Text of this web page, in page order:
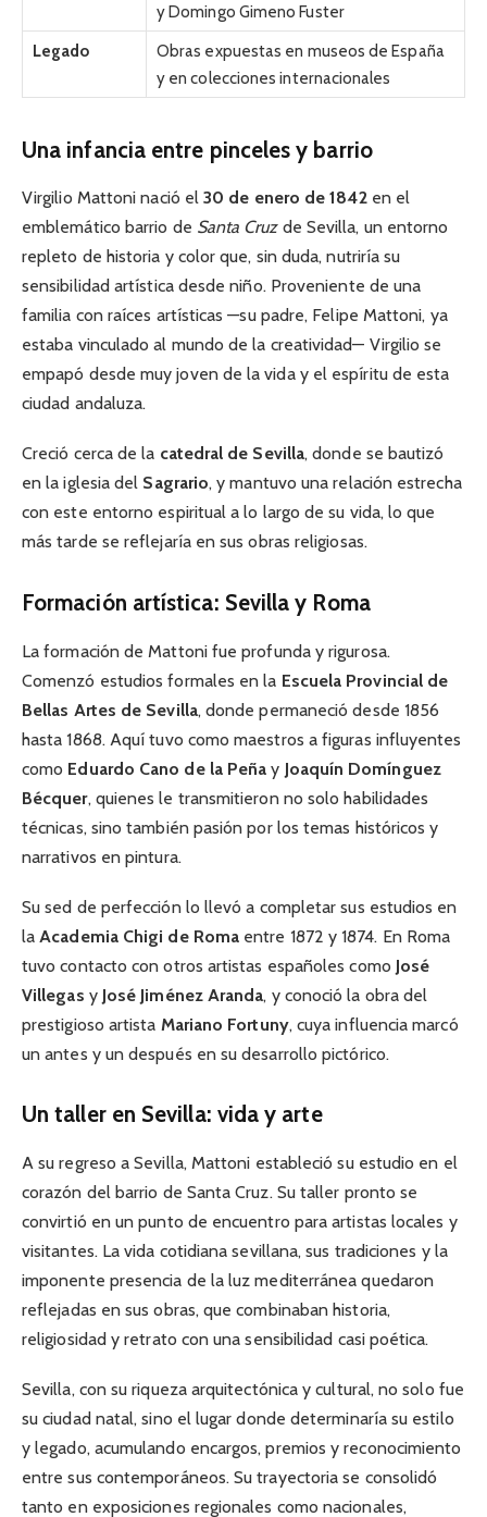
y Domingo Gimeno Fuster
Legado
Obras expuestas en museos de España
y en colecciones internacionales
Una infancia entre pinceles y barrio
Virgilio Mattoni nació el30 de enero de 1842en el
emblemático barrio de Santa Cruzde Sevilla, un entorno
repleto de historia y color que, sin duda, nutriría su
sensibilidad artística desde niño. Proveniente de una
familia con raíces artísticas —su padre, Felipe Mattoni, ya
estaba vinculado al mundo de la creatividad— Virgilio se
empapó desde muy joven de la vida y el espíritu de esta
ciudad andaluza.
Creció cerca de la catedral de Sevilla, donde se bautizó
en la iglesia del Sagrario, y mantuvo una relación estrecha
con este entorno espiritual a lo largo de su vida, lo que
más tarde se reflejaría en sus obras religiosas.
Formación artística: Sevilla y Roma
La formación de Mattoni fue profunda y rigurosa.
Comenzó estudios formales en la Escuela Provincial de
Bellas Artes de Sevilla, donde permaneció desde 1856
hasta 1868. Aquí tuvo como maestros a figuras influyentes
como Eduardo Cano de la Peña y Joaquín Domínguez
Bécquer, quienes le transmitieron no solo habilidades
técnicas, sino también pasión por los temas históricos y
narrativos en pintura.
Su sed de perfección lo llevó a completar sus estudios en
la Academia Chigi de Roma entre 1872 y 1874. En Roma
tuvo contacto con otros artistas españoles como José
Villegas y José Jiménez Aranda, y conoció la obra del
prestigioso artista Mariano Fortuny, cuya influencia marcó
un antes y un después en su desarrollo pictórico.
Un taller en Sevilla: vida y arte
A su regreso a Sevilla, Mattoni estableció su estudio en el
corazón del barrio de Santa Cruz. Su taller pronto se
convirtió en un punto de encuentro para artistas locales y
visitantes. La vida cotidiana sevillana, sus tradiciones y la
imponente presencia de la luz mediterránea quedaron
reflejadas en sus obras, que combinaban historia,
religiosidad y retrato con una sensibilidad casi poética.
Sevilla, con su riqueza arquitectónica y cultural, no solo fue
su ciudad natal, sino el lugar donde determinaría su estilo
y legado, acumulando encargos, premios y reconocimiento
entre sus contemporáneos. Su trayectoria se consolidó
tanto en exposiciones regionales como nacionales,